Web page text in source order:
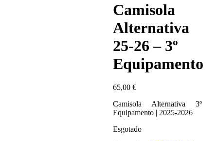
Camisola
Alternativa
25-26 – 3º
Equipamento
65,00 €
Camisola Alternativa 3º
Equipamento | 2025-2026
Esgotado